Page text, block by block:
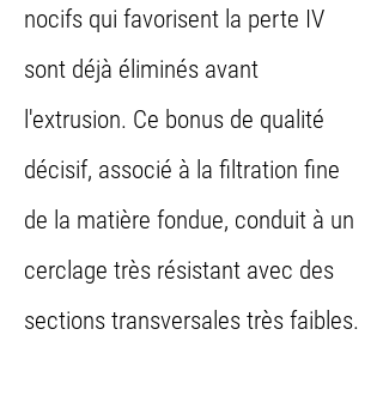
nocifs qui favorisent la perte IV
sont déjà éliminés avant
l'extrusion. Ce bonus de qualité
décisif, associé à la filtration fine
de la matière fondue, conduit à un
cerclage très résistant avec des
sections transversales très faibles.